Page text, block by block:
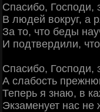
Спасибо, Господи,
В людей вокруг, а
За то, что беды
И подтвердили,
Спасибо, Господи,
А слабость
Теперь я знаю, в
Экзаменует нас